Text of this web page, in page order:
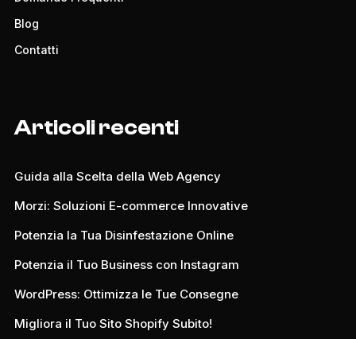
Blog
Contatti
Articoli recenti
Guida alla Scelta della Web Agency
Morzi: Soluzioni E-commerce Innovative
Potenzia la Tua Disinfestazione Online
Potenzia il Tuo Business con Instagram
WordPress: Ottimizza le Tue Consegne
Migliora il Tuo Sito Shopify Subito!